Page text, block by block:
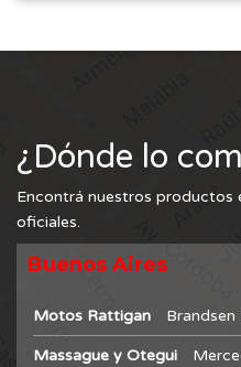
¿Dónde lo
Encontrá nuestros productos
oficiales.
Buenos Aires
Motos Rattigan Brandsen
Massague y Otegui